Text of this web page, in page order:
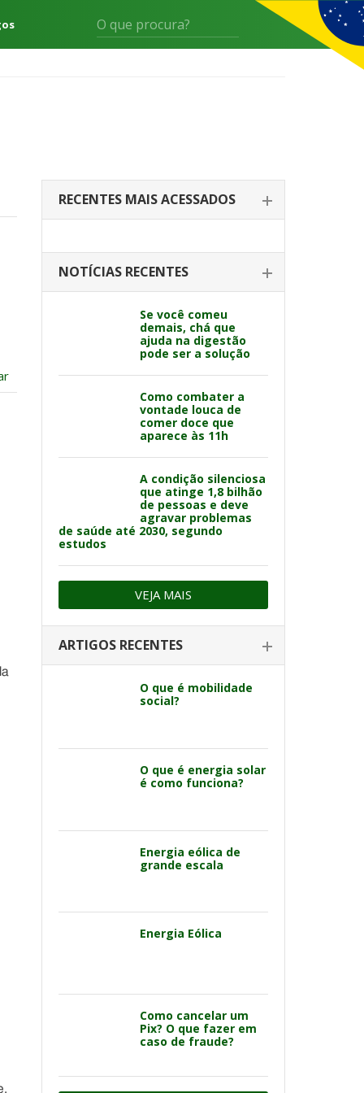
RECENTES MAIS ACESSADOS
NOTÍCIAS RECENTES
Se você comeu
demais, chá que
ajuda na digestão
pode ser a solução
Como combater a
vontade louca de
comer doce que
aparece às 11h
A condição silenciosa
que atinge 1,8 bilhão
de pessoas e deve
agravar problemas
de saúde até 2030, segundo
estudos
VEJA MAIS
ARTIGOS RECENTES
O que é mobilidade
social?
O que é energia solar
é como funciona?
Energia eólica de
grande escala
Energia Eólica
Como cancelar um
Pix? O que fazer em
caso de fraude?